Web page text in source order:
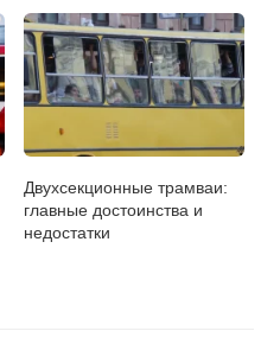
Двухсекционные трамваи:
главные достоинства и
недостатки